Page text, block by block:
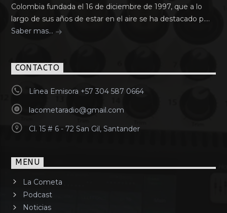
Colombia fundada el 16 de diciembre de 1997, que a lo
largo de sus años de estar en el aire se ha destacado p....
Saber mas...
CONTACTO
Línea Emisora +57 304 587 0664
lacometaradio@gmail.com
Cl. 15 # 6 - 72 San Gil, Santander
MENU
La Cometa
Podcast
Noticias